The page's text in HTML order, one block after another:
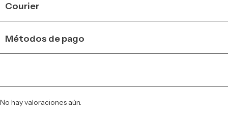
Courier
Métodos de pago
No hay valoraciones aún.